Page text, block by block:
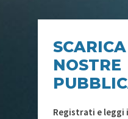
NOSTRE
Registrati e leggi